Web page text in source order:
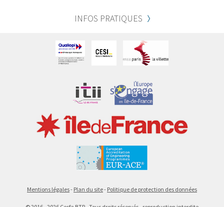
INFOS PRATIQUES
Mentions légales Plan du site Politique de protection des données